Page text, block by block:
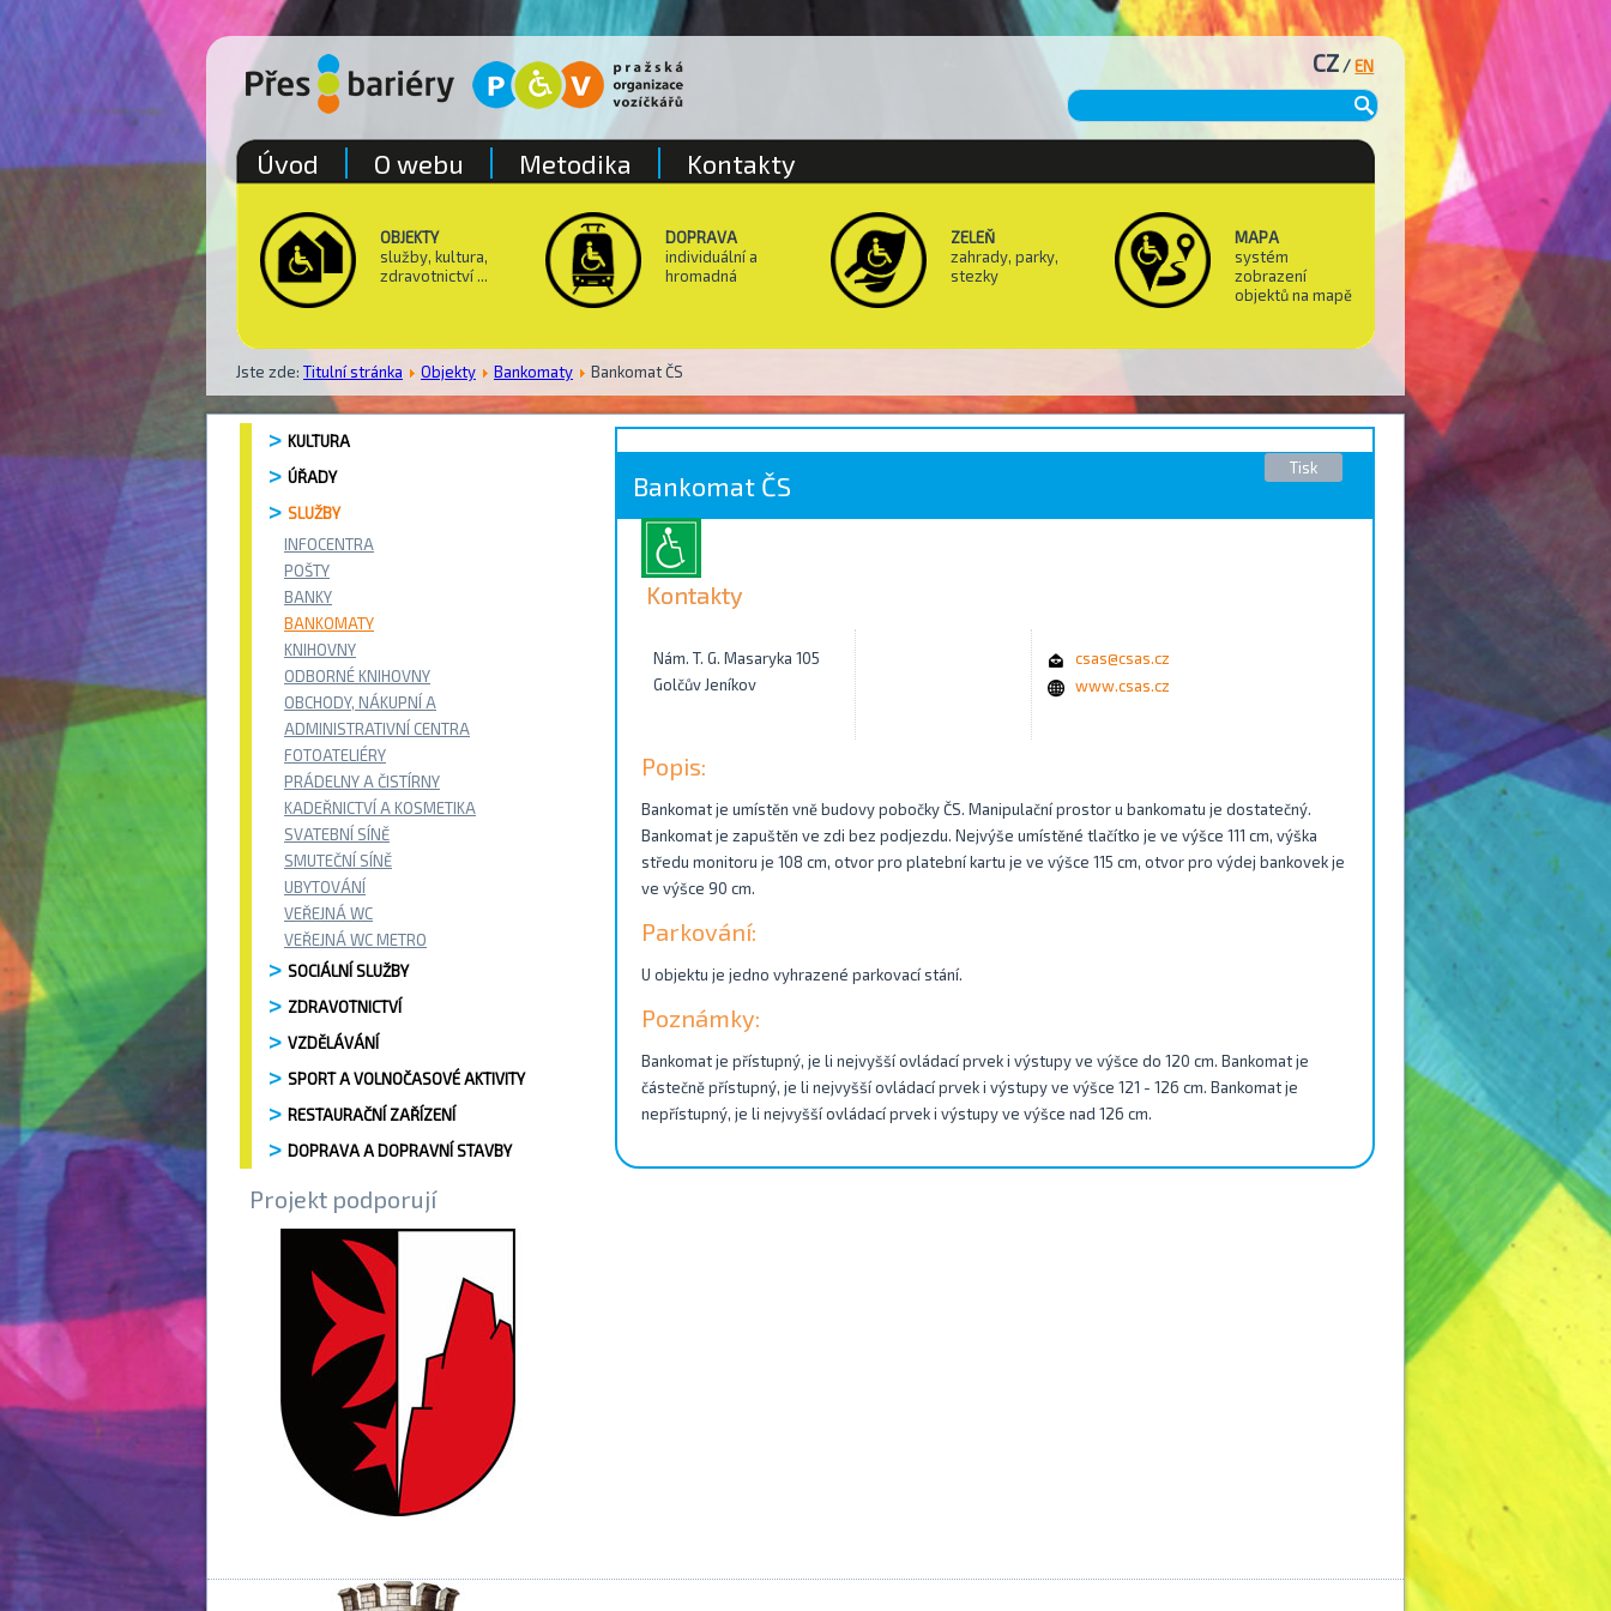
OBJEKTY
služby, kultura,
zdravotnictví ...
DOPRAVA
individuální a
hromadná
ZELEŇ
zahrady, parky,
stezky
MAPA
systém
zobrazení
objektů na mapě
CZ /EN
Jste zde: Titulní stránka Objekty Bankomaty Bankomat ČS
Úvod O webu Metodika Kontakty
KULTURA
ÚŘADY
SLUŽBY
INFOCENTRA
POŠTY
BANKY
BANKOMATY
KNIHOVNY
ODBORNÉ KNIHOVNY
OBCHODY, NÁKUPNÍ A
ADMINISTRATIVNÍ CENTRA
FOTOATELIÉRY
PRÁDELNY A ČISTÍRNY
KADEŘNICTVÍ A KOSMETIKA
SVATEBNÍ SÍNĚ
SMUTEČNÍ SÍNĚ
UBYTOVÁNÍ
VEŘEJNÁ WC
VEŘEJNÁ WC METRO
SOCIÁLNÍ SLUŽBY
ZDRAVOTNICTVÍ
VZDĚLÁVÁNÍ
SPORT A VOLNOČASOVÉ AKTIVITY
RESTAURAČNÍ ZAŘÍZENÍ
DOPRAVA A DOPRAVNÍ STAVBY
Projekt podporují
Tisk
Bankomat ČS
Kontakty
Nám. T. G. Masaryka 105
Golčův Jeníkov
csas@csas.cz
www.csas.cz
Popis:
Bankomat je umístěn vně budovy pobočky ČS. Manipulační prostor u bankomatu je dostatečný.
Bankomat je zapuštěn ve zdi bez podjezdu. Nejvýše umístěné tlačítko je ve výšce 111 cm, výška
středu monitoru je 108 cm, otvor pro platební kartu je ve výšce 115 cm, otvor pro výdej bankovek je
ve výšce 90 cm.
Parkování:
U objektu je jedno vyhrazené parkovací stání.
Poznámky:
Bankomat je přístupný, je li nejvyšší ovládací prvek i výstupy ve výšce do 120 cm. Bankomat je
částečně přístupný, je li nejvyšší ovládací prvek i výstupy ve výšce 121 - 126 cm. Bankomat je
nepřístupný, je li nejvyšší ovládací prvek i výstupy ve výšce nad 126 cm.